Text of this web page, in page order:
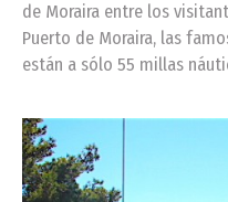
de Moraira entre los
Puerto de Moraira, las
están a sólo 55 millas